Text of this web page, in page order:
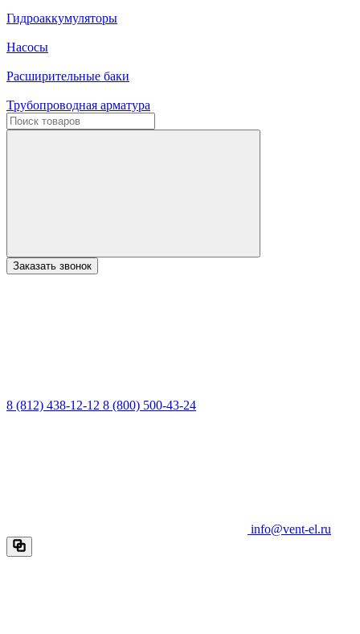
Гидроаккумуляторы
Насосы
Расширительные баки
Трубопроводная арматура
Заказать звонок
8 (812) 438-12-12 8 (800) 500-43-24
info@vent-el.ru